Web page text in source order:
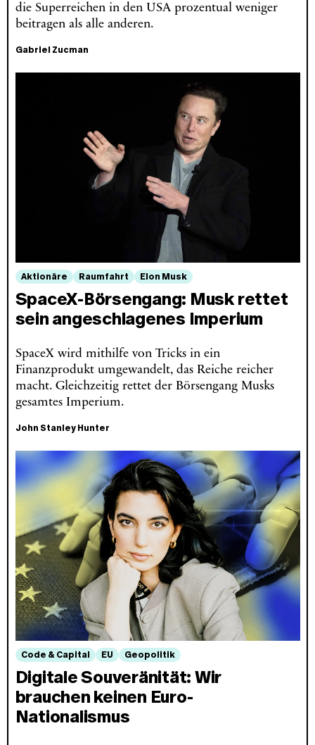
die Superreichen in den USA prozentual weniger
beitragen als alle anderen.
Gabriel Zucman
Aktionäre Raumfahrt Elon Musk
SpaceX‑Börsengang: Musk rettet
sein angeschlagenes Imperium
SpaceX wird mithilfe von Tricks in ein
Finanzprodukt umgewandelt, das Reiche reicher
macht. Gleichzeitig rettet der Börsengang Musks
gesamtes Imperium.
John Stanley Hunter
Code & Capital EU Geopolitik
Digitale Souveränität: Wir
brauchen keinen Euro-
Nationalismus